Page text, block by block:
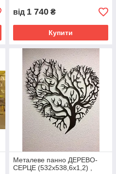
від 1 740 ₴
Купити
Металеве панно ДЕРЕВО-
СЕРЦЕ (532х538,6х1,2) ,